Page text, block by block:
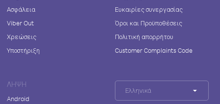
Ασφάλεια
Viber Out
Χρεώσεις
Υποστήριξη
Ευκαιρίες συνεργασίας
Όροι και Προϋποθέσεις
Πολιτική απορρήτου
Customer Complaints Code
ΛΉΨΗ
Android
Ελληνικά